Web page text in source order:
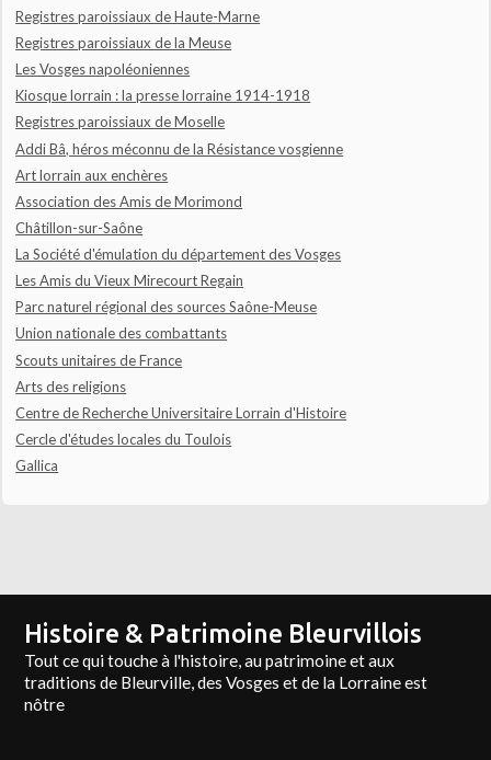
Registres paroissiaux de Haute-Marne
Registres paroissiaux de la Meuse
Les Vosges napoléoniennes
Kiosque lorrain : la presse lorraine 1914-1918
Registres paroissiaux de Moselle
Addi Bâ, héros méconnu de la Résistance vosgienne
Art lorrain aux enchères
Association des Amis de Morimond
Châtillon-sur-Saône
La Société d'émulation du département des Vosges
Les Amis du Vieux Mirecourt Regain
Parc naturel régional des sources Saône-Meuse
Union nationale des combattants
Scouts unitaires de France
Arts des religions
Centre de Recherche Universitaire Lorrain d'Histoire
Cercle d'études locales du Toulois
Gallica
Histoire & Patrimoine Bleurvillois
Tout ce qui touche à l'histoire, au patrimoine et aux
traditions de Bleurville, des Vosges et de la Lorraine est
nôtre